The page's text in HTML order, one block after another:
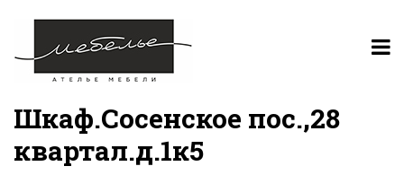
Шкаф.Сосенское пос.,28
квартал.д.1к5